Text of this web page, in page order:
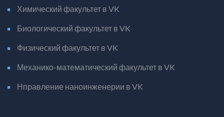
Химический факультет в VK
Биологический факультет в VK
Физический факультет в VK
Механико-математический факультет в VK
Нправление наноинженерии в VK